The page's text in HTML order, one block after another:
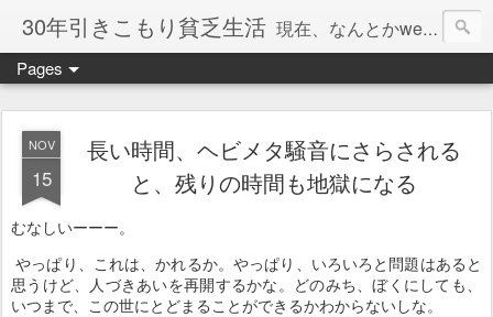
30年引きこもり貧乏生活 現在、なんとかweb系の仕事で食べています。このブログで扱う問題は「この世とはなにか」「人生とはなにか」「人間とはなにか」「強迫神経症の原因と解決法」「うつ病の原因と寄り添う方法」「家族の問題」などについてです。
Pages
NOV
15
長い時間、ヘビメタ騒音にさらされる
と、残りの時間も地獄になる
むなしいーーー。
やっぱり、これは、かれるか。やっぱり、いろいろと問題はあると
思うけど、人づきあいを再開するかな。どのみち、ぼくにしても、
いつまで、この世にとどまることができるかわからないしな。